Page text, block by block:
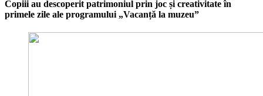
Copiii au descoperit patrimoniul prin joc și creativitate în
primele zile ale programului „Vacanță la muzeu”